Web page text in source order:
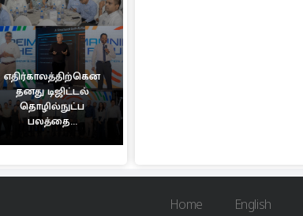
எதிர்காலத்திற்கென
தனது டிஜிட்டல்
தொழில்நுட்ப
பலத்தை...
Home English